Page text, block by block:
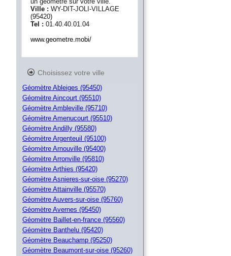
Ville : WY-DIT-JOLI-VILLAGE
(95420)
Tel : 01.40.40.01.04
www.geometre.mobi/
Choisissez votre ville
Géomètre Ableiges (95450)
Géomètre Aincourt (95510)
Géomètre Ambleville (95710)
Géomètre Amenucourt (95510)
Géomètre Andilly (95580)
Géomètre Argenteuil (95100)
Géomètre Arnouville (95400)
Géomètre Arronville (95810)
Géomètre Arthies (95420)
Géomètre Asnieres-sur-oise (95270)
Géomètre Attainville (95570)
Géomètre Auvers-sur-oise (95760)
Géomètre Avernes (95450)
Géomètre Baillet-en-france (95560)
Géomètre Banthelu (95420)
Géomètre Beauchamp (95250)
Géomètre Beaumont-sur-oise (95260)